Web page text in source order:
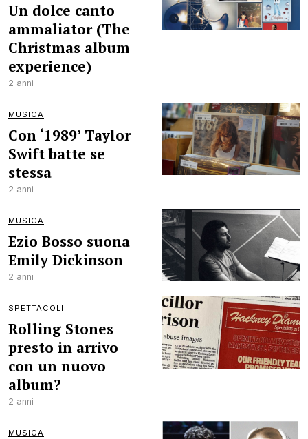
Un dolce canto
ammaliator (The
Christmas album
experience)
2 anni
MUSICA
Con ‘1989’ Taylor
Swift batte se
stessa
2 anni
MUSICA
Ezio Bosso suona
Emily Dickinson
2 anni
SPETTACOLI
Rolling Stones
presto in arrivo
con un nuovo
album?
2 anni
MUSICA